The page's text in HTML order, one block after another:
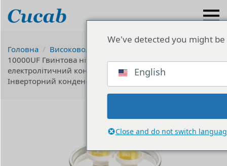
Головна Високовольтний конденсатор
10000UF Гвинтова ніжка Cucab Високовольтний
електролітичний конденсатор CD138 450V 10000UF
Інверторний конденсатор Виробник Ціна Поставка
We've detected you might
English
Close and do not switch